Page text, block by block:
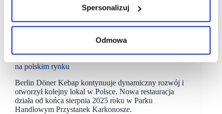
Spersonalizuj
Odmowa
Berlin Döner Kebap
Berlin Döner Kebap umacnia swoją pozycję
na polskim rynku
Berlin Döner Kebap kontynuuje dynamiczny rozwój i
otworzył kolejny lokal w Polsce. Nowa restauracja
działa od końca sierpnia 2025 roku w Parku
Handlowym Przystanek Karkonosze.